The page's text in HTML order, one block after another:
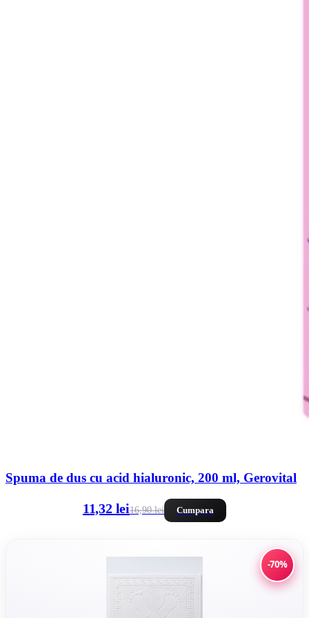
Spuma de dus cu acid hialuronic, 200 ml, Gerovital
11,32 lei16,90 lei Cumpara
-70%